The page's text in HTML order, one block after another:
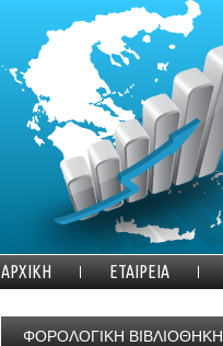
ΑΡΧΙΚΗ ΕΤΑΙΡΕΙΑ
ΦΟΡΟΛΟΓΙΚΗ ΒΙΒΛΙΟΘΗΚΗ